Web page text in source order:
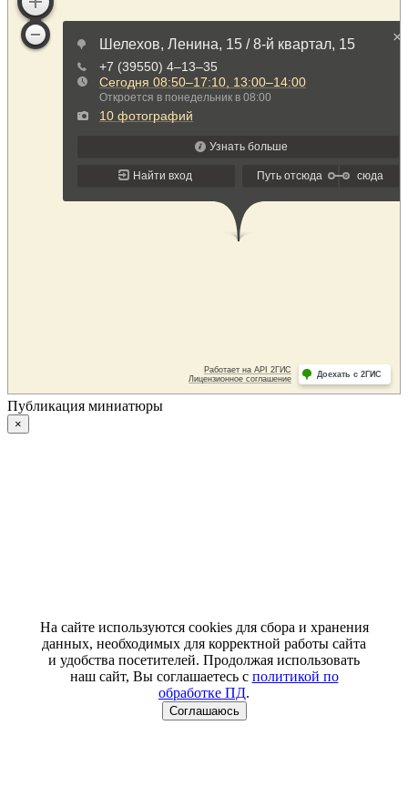
Публикация миниатюры
×
На сайте используются cookies для сбора и хранения
данных, необходимых для корректной работы сайта
и удобства посетителей. Продолжая использовать
наш сайт, Вы соглашаетесь с политикой по
обработке ПД.
Соглашаюсь